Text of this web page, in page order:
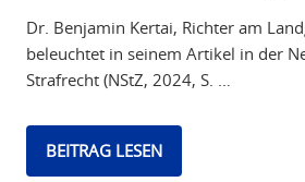
Dr. Benjamin Kertai, Richter am
beleuchtet in seinem Artikel in der
Strafrecht (NStZ, 2024, S. …
BEITRAG LESEN